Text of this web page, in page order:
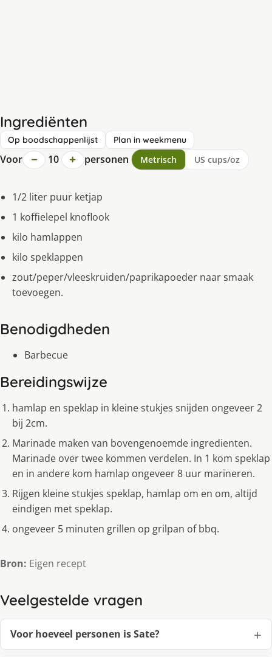
Ingrediënten
Op boodschappenlijst Plan in weekmenu
Voor − 10 + personen Metrisch US cups/oz
1/2 liter puur ketjap
1 koffielepel knoflook
kilo hamlappen
kilo speklappen
zout/peper/vleeskruiden/paprikapoeder naar smaak
toevoegen.
Benodigdheden
Barbecue
Bereidingswijze
hamlap en speklap in kleine stukjes snijden ongeveer 2
bij 2cm.
Marinade maken van bovengenoemde ingredienten.
Marinade over twee kommen verdelen. In 1 kom speklap
en in andere kom hamlap ongeveer 8 uur marineren.
Rijgen kleine stukjes speklap, hamlap om en om, altijd
eindigen met speklap.
ongeveer 5 minuten grillen op grilpan of bbq.
Bron: Eigen recept
Veelgestelde vragen
Voor hoeveel personen is Sate?